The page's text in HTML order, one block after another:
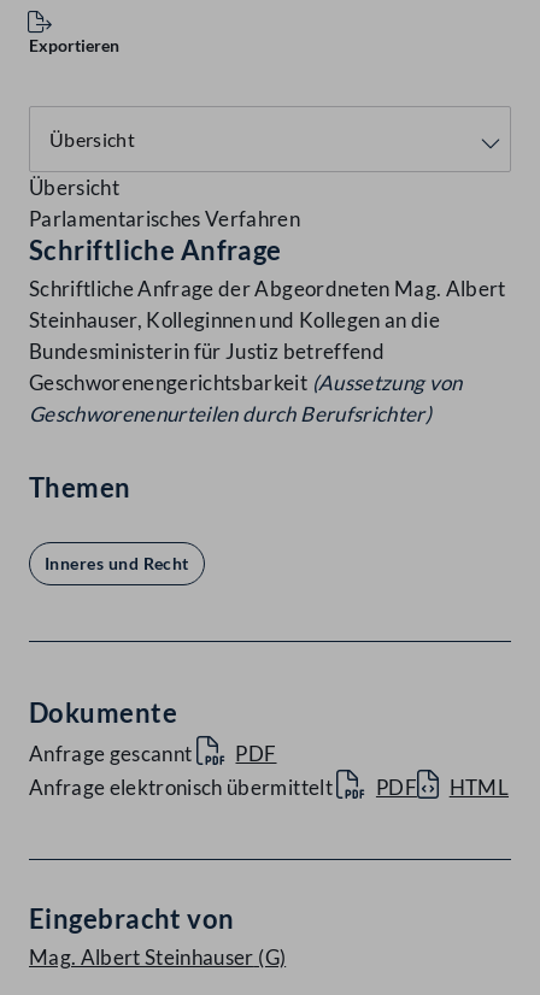
Exportieren
Übersicht
Parlamentarisches Verfahren
Schriftliche Anfrage
Schriftliche Anfrage der Abgeordneten Mag. Albert
Steinhauser, Kolleginnen und Kollegen an die
Bundesministerin für Justiz betreffend
Geschworenengerichtsbarkeit (Aussetzung von
Geschworenenurteilen durch Berufsrichter)
Themen
Inneres und Recht
Dokumente
Anfrage gescannt
PDF
Anfrage elektronisch übermittelt
PDF HTML
Eingebracht von
Mag. Albert Steinhauser (G)